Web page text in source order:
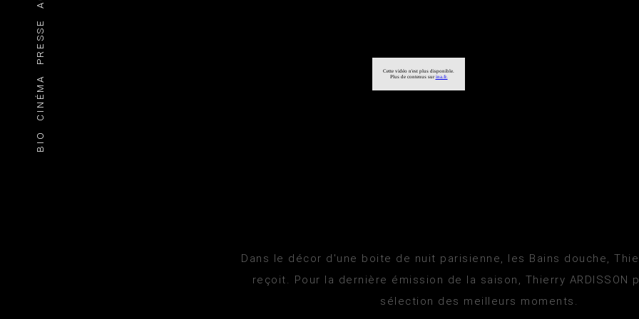
BIO
CINÉMA
PRESSE
Dans le décor d'une boite de nuit parisienne, les Bains douche,
reçoit. Pour la dernière émission de la saison, Thierry ARDISSON
sélection des meilleurs moments.